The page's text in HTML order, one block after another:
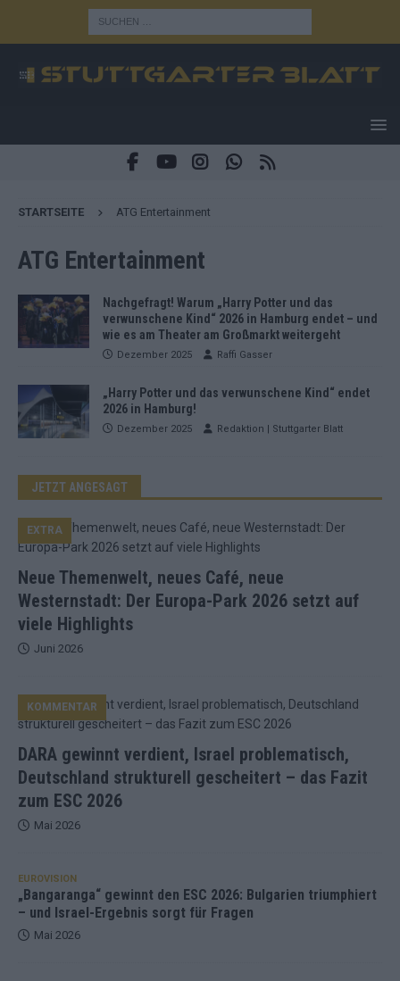
STARTSEITE ATG Entertainment
ATG Entertainment
Nachgefragt! Warum „Harry Potter und das
verwunschene Kind“ 2026 in Hamburg endet – und
wie es am Theater am Großmarkt weitergeht
Dezember 2025 Raffi Gasser
„Harry Potter und das verwunschene Kind“ endet
2026 in Hamburg!
Dezember 2025 Redaktion | Stuttgarter Blatt
JETZT ANGESAGT
Neue Themenwelt, neues Café, neue
Westernstadt: Der Europa-Park 2026 setzt auf
viele Highlights
EXTRA
Juni 2026
DARA gewinnt verdient, Israel problematisch,
Deutschland strukturell gescheitert – das Fazit
zum ESC 2026
KOMMENTAR
Mai 2026
EUROVISION
„Bangaranga“ gewinnt den ESC 2026: Bulgarien triumphiert
– und Israel-Ergebnis sorgt für Fragen
Mai 2026